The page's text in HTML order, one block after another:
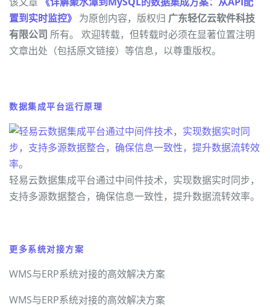
置到实时监控》 为原创内容，版权归 广东轻亿云软件科技
有限公司 所有。 欢迎转载，但转载时必须在显著位置注明
文章出处（包括原文链接）等信息，以尊重版权。
数据集成平台运行原理
轻易云数据集成平台通过中间件技术，实现数据实时同步，
支持多源数据整合，确保信息一致性，提升数据流转效率。
更多系统对接方案
WMS与ERP系统对接的高效解决方案
WMS与ERP系统对接的高效解决方案